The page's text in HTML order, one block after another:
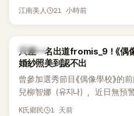
起踏上瑞士之旅，也讓粉絲紛紛
江南美人 21 小時前
K-POP
只差一名出道fromis_9！《偶
婚紗照美到認不出
曾參加選秀節目《偶像學校》的
兒柳智娜（유지나），近日無
照，親自宣布即將步入婚姻，
K氏鄉民 1 天前